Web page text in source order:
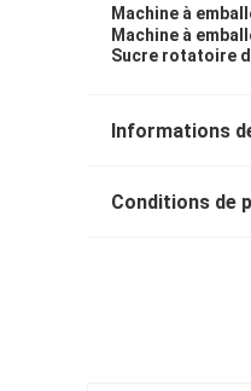
Machine à
Machine à
Sucre rotatoire
Informations
Conditions de